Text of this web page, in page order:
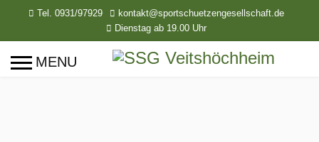
Tel. 0931/97929
kontakt@sportschuetzengesellschaft.de
Dienstag ab 19.00 Uhr